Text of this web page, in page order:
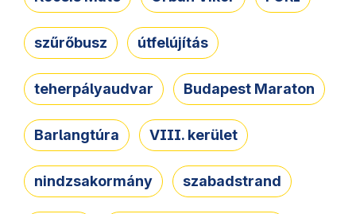
szűrőbusz útfelújítás
teherpályaudvar Budapest Maraton
Barlangtúra VIII. kerület
nindzsakormány szabadstrand